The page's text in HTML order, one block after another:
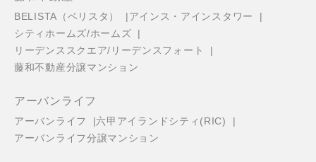
BELISTA（ベリスタ）
アインス・アインスタワー
シティホームズ/ホームズ
リーデンススクエア/リーデンスフォート
藤和不動産分譲マンション
アーバンライフ
アーバンライフ
六甲アイランドシティ(RIC)
アーバンライフ分譲マンション